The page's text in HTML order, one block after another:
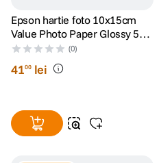
Epson hartie foto 10x15cm
Value Photo Paper Glossy 50
coli 183g/m²(0)
4100 lei